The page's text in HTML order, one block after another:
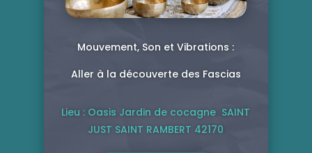
Mouvement, Son et Vibrations :
Aller à la découverte des Fascias
Lieu : Oasis Jardin de cocagne SAINT
JUST SAINT RAMBERT 42170